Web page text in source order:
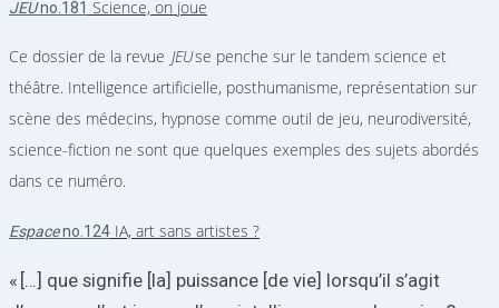
JEUno.181 Science, on joue
Ce dossier de la revue JEUse penche sur le tandem science et
théâtre. Intelligence artificielle, posthumanisme, représentation sur
scène des médecins, hypnose comme outil de jeu, neurodiversité,
science-fiction ne sont que quelques exemples des sujets abordés
dans ce numéro.
Espaceno.124 IA, art sans artistes ?
« […] que signifie [la] puissance [de vie] lorsqu’il s’agit